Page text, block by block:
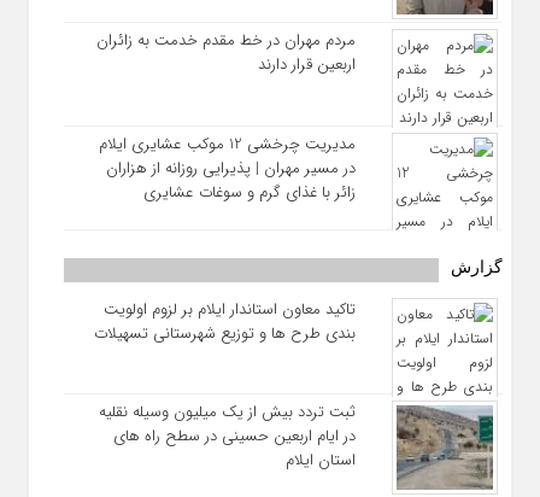
مردم مهران در خط مقدم خدمت به زائران
اربعین قرار دارند
مدیریت چرخشی 12 موکب‌ عشایری ایلام
در مسیر مهران | پذیرایی روزانه از هزاران
زائر با غذای گرم و سوغات عشایری
گزارش
تاکید معاون استاندار ایلام بر لزوم اولویت‌
بندی طرح‌ ها و توزیع شهرستانی تسهیلات
ثبت تردد بیش از یک میلیون وسیله نقلیه
در ایام اربعین حسینی در سطح راه‌ های
استان ایلام